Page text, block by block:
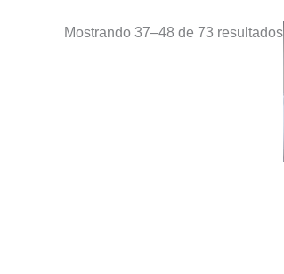
Mostrando 37–48 de 73 resultados